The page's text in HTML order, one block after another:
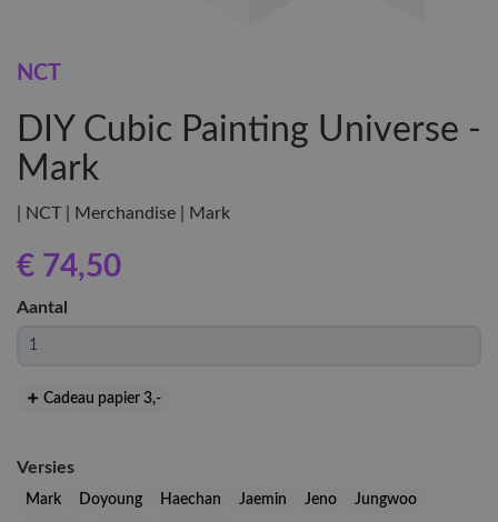
NCT
DIY Cubic Painting Universe -
Mark
| NCT | Merchandise | Mark
€ 74,50
Aantal
Cadeau papier 3,-
Versies
Mark Doyoung Haechan Jaemin Jeno
Jungwoo